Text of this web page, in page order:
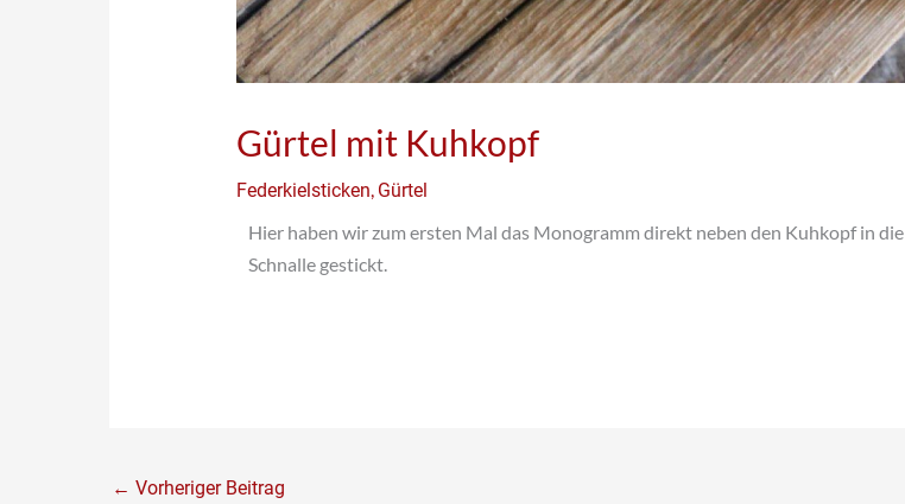
Gürtel mit Kuhkopf
Federkielsticken, Gürtel
Hier haben wir zum ersten Mal das Monogramm direkt neben den Kuhkopf in die
Schnalle gestickt.
← Vorheriger Beitrag